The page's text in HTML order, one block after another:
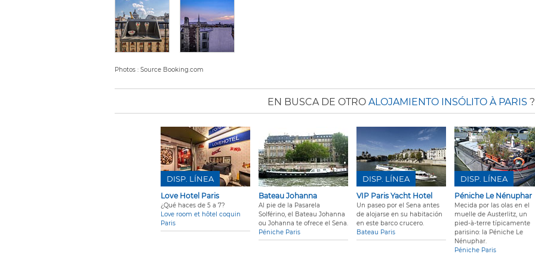
Photos : Source Booking.com
EN BUSCA DE OTRO ALOJAMIENTO INSÓLITO À PARIS ?
Love Hotel Paris
¿Qué haces de 5 a 7?
Love room et hôtel coquin
Paris
DISP. LÍNEA
Bateau Johanna
Al pie de la Pasarela
Solférino, el Bateau Johanna
ou Johanna te ofrece el Sena.
Péniche Paris
VIP Paris Yacht Hotel
Un paseo por el Sena antes
de alojarse en su habitación
en este barco crucero.
Bateau Paris
DISP. LÍNEA
Péniche Le Nénuphar
Mecida por las olas en el
muelle de Austerlitz, un
pied-à-terre típicamente
parisino: la Péniche Le
Nénuphar.
Péniche Paris
DISP. LÍNEA